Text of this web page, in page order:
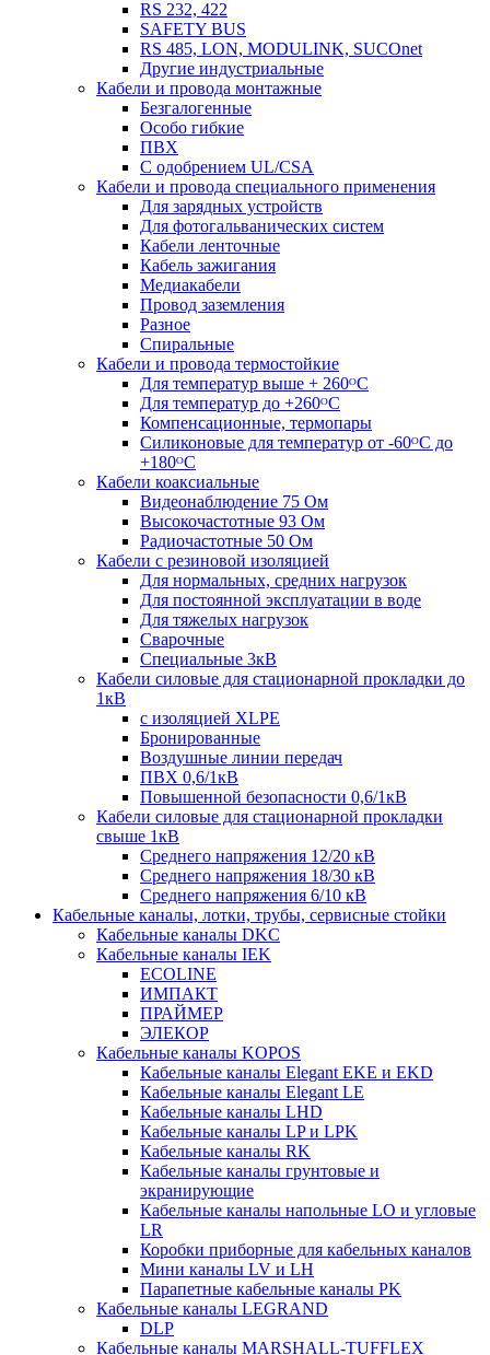
RS 232, 422
SAFETY BUS
RS 485, LON, MODULINK, SUCOnet
Другие индустриальные
Кабели и провода монтажные
Безгалогенные
Особо гибкие
ПВХ
С одобрением UL/CSA
Кабели и провода специального применения
Для зарядных устройств
Для фотогальванических систем
Кабели ленточные
Кабель зажигания
Медиакабели
Провод заземления
Разное
Спиральные
Кабели и провода термостойкие
Для температур выше + 260ᴼС
Для температур до +260ᴼС
Компенсационные, термопары
Силиконовые для температур от -60ᴼC до
+180ᴼС
Кабели коаксиальные
Видеонаблюдение 75 Ом
Высокочастотные 93 Ом
Радиочастотные 50 Ом
Кабели с резиновой изоляцией
Для нормальных, средних нагрузок
Для постоянной эксплуатации в воде
Для тяжелых нагрузок
Сварочные
Специальные 3кВ
Кабели силовые для стационарной прокладки до
1кВ
c изоляцией XLPE
Бронированные
Воздушные линии передач
ПВХ 0,6/1кВ
Повышенной безопасности 0,6/1кВ
Кабели силовые для стационарной прокладки
свыше 1кВ
Среднего напряжения 12/20 кВ
Среднего напряжения 18/30 кВ
Среднего напряжения 6/10 кВ
Кабельные каналы, лотки, трубы, сервисные стойки
Кабельные каналы DKC
Кабельные каналы IEK
ECOLINE
ИМПАКТ
ПРАЙМЕР
ЭЛЕКОР
Кабельные каналы KOPOS
Кабельные каналы Elegant EKE и EKD
Кабельные каналы Elegant LE
Кабельные каналы LHD
Кабельные каналы LP и LPK
Кабельные каналы RK
Кабельные каналы грунтовые и
экранирующие
Кабельные каналы напольные LO и угловые
LR
Коробки приборные для кабельных каналов
Мини каналы LV и LH
Парапетные кабельные каналы PK
Кабельные каналы LEGRAND
DLP
Кабельные каналы MARSHALL-TUFFLEX